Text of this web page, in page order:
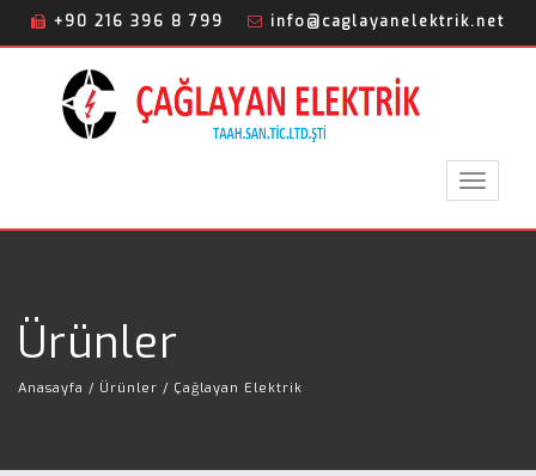
+90 216 396 8 799 info@caglayanelektrik.net
Toggle
Ürünler
Anasayfa / Ürünler / Çağlayan Elektrik